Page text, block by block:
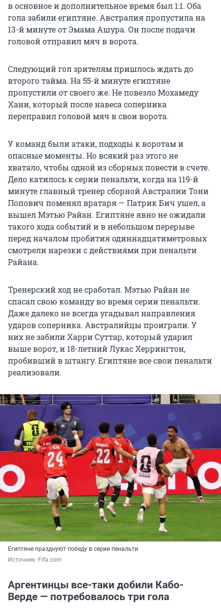
в основное и дополнительное время был 1:1. Оба
гола забили египтяне. Австралия пропустила на
13-й минуте от Эмама Ашура. Он после подачи
головой отправил мяч в ворота.
Следующий гол зрителям пришлось ждать до
второго тайма. На 55-й минуте египтяне
пропустили от своего же. Не повезло Мохамеду
Хани, который после навеса соперника
переправил головой мяч в свои ворота.
У команд были атаки, подходы к воротам и
опасные моменты. Но всякий раз этого не
хватало, чтобы одной из сборных повести в счете.
Дело катилось к серии пенальти, когда на 119-й
минуте главный тренер сборной Австралии Тони
Попович поменял вратаря — Патрик Бич ушел, а
вышел Мэтью Райан. Египтяне явно не ожидали
такого хода событий и в небольшом перерыве
перед началом пробития одиннадцатиметровых
смотрели нарезки с действиями при пенальти
Райана.
Тренерский ход не сработал. Мэтью Райан не
спасал свою команду во время серии пенальти.
Даже далеко не всегда угадывал направления
ударов соперника. Австралийцы проиграли. У
них не забили Харри Суттар, который ударил
выше ворот, и 18-летний Лукас Херрингтон,
пробивший в штангу. Египтяне все свои пенальти
реализовали.
Египтяне празднуют победу в серии пенальти
Источник: Fifa.com
Аргентинцы все-таки добили Кабо-
Верде — потребовалось три гола